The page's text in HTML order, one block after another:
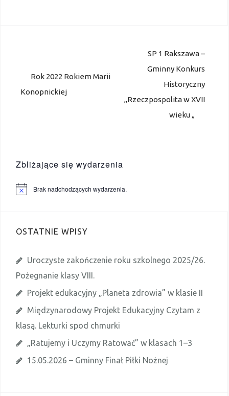
Rok 2022 Rokiem Marii
Konopnickiej
SP 1 Rakszawa –
Gminny Konkurs
Historyczny
,,Rzeczpospolita w XVII
wieku „
Zbliżające się wydarzenia
d
e
n
e
Brak nadchodzących wydarzenia.
OSTATNIE WPISY
Uroczyste zakończenie roku szkolnego 2025/26.
Pożegnanie klasy VIII.
Projekt edukacyjny „Planeta zdrowia” w klasie II
Międzynarodowy Projekt Edukacyjny Czytam z
klasą. Lekturki spod chmurki
„Ratujemy i Uczymy Ratować” w klasach 1–3
15.05.2026 – Gminny Finał Piłki Nożnej